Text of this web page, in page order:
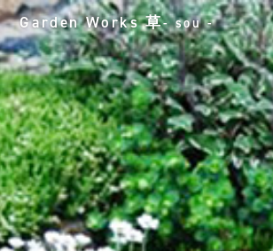
Garden Works草- sou -